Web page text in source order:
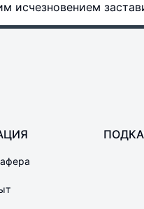
исчезновением